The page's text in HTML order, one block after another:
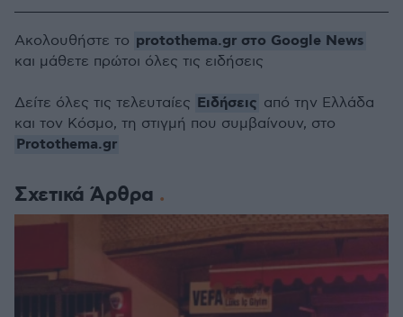
Σχετικά Άρθρα
Ακολουθήστε το protothema.gr στο Google News
και μάθετε πρώτοι όλες τις ειδήσεις
Δείτε όλες τις τελευταίες Ειδήσεις από την Ελλάδα
και τον Κόσμο, τη στιγμή που συμβαίνουν, στο
Protothema.gr